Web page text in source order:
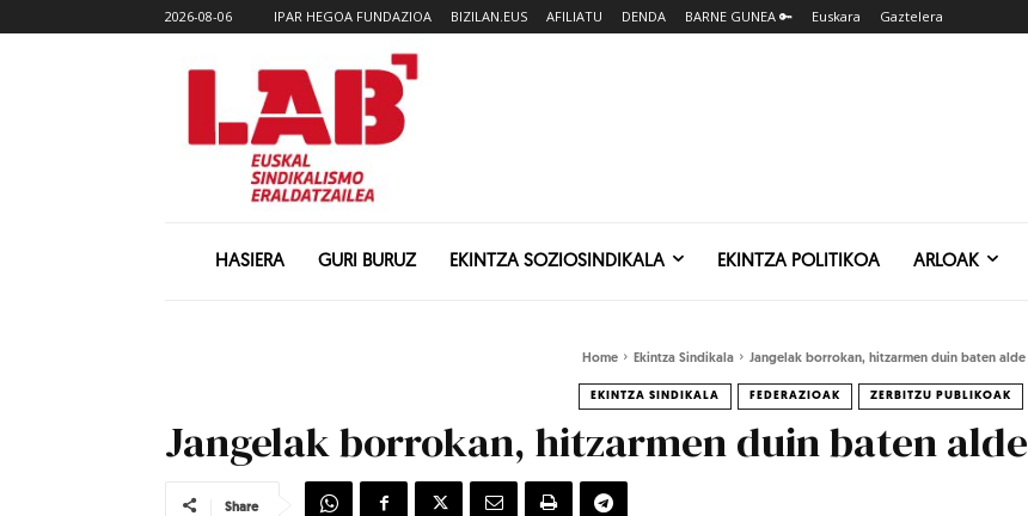
2026-08-06 IPAR HEGOA FUNDAZIOA BIZILAN.EUS AFILIATU DENDA BARNE GUNEA 🔑 Euskara Gaztelera
HASIERA GURI BURUZ EKINTZA SOZIOSINDIKALA EKINTZA POLITIKOA ARLOAK
Home Ekintza Sindikala Jangelak borrokan, hitzarmen duin baten alde
EKINTZA SINDIKALA FEDERAZIOAK ZERBITZU PUBLIKOAK
Jangelak borrokan, hitzarmen duin baten alde
Share